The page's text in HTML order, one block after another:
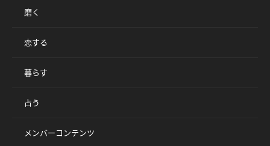
磨く
恋する
暮らす
占う
メンバーコンテンツ